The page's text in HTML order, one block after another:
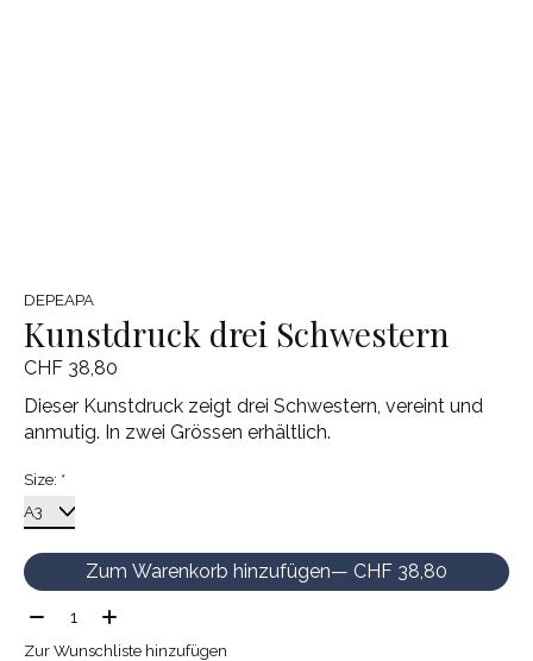
DEPEAPA
Kunstdruck drei Schwestern
CHF 38,80
Dieser Kunstdruck zeigt drei Schwestern, vereint und
anmutig. In zwei Grössen erhältlich.
Size: *
Zum Warenkorb hinzufügen
— CHF 38,80
Menge:
Zur Wunschliste hinzufügen